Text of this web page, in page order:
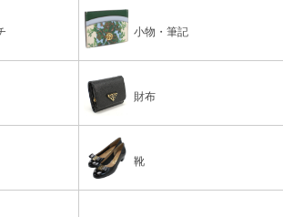
小物・筆記
財布
靴